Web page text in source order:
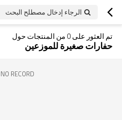
الرجاء إدخال مصطلح البحث
تم العثور على0من المنتجات حول
حفارات صغيرة للموزعين
NO RECORD